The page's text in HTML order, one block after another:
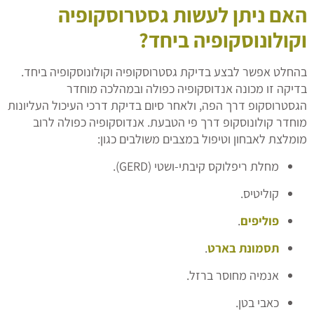
האם ניתן לעשות גסטרוסקופיה
וקולונוסקופיה ביחד?
בהחלט אפשר לבצע בדיקת גסטרוסקופיה וקולונוסקופיה ביחד.
בדיקה זו מכונה אנדוסקופיה כפולה ובמהלכה מוחדר
הגסטרוסקופ דרך הפה, ולאחר סיום בדיקת דרכי העיכול העליונות
מוחדר קולונוסקופ דרך פי הטבעת. אנדוסקופיה כפולה לרוב
מומלצת לאבחון וטיפול במצבים משולבים כגון:
מחלת ריפלוקס קיבתי-ושטי (GERD).
קוליטיס.
פוליפים.
תסמונת בארט.
אנמיה מחוסר ברזל.
כאבי בטן.